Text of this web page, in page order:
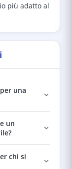
più adatto al
una
un
chi si